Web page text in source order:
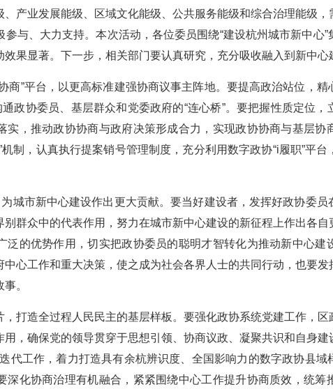
产业发展能级、区域文化能级、公共服务能级和综合治理能级
与、大力支持。本次活动，各位委员围绕“建设杭州城市新中心
果显著。下一步，相关部门要认真研究，充分吸收融入到新中心
商”平台，以更高标准建强协商议事主阵地。要提高政治站位，精
政协委员、基层群众和党委政府的“连心桥”。要把握性质定位，
实，推动政协协商与政府决策形成合力，实现政协协商与基层协
制，认真执行提案销号管理制度，充分利用数字政协“i履职”平
城市新中心建设作出更大贡献。要当好建设者，发挥好政协委员
群众中的代表作用，努力在城市新中心建设的新征程上作出各自
泛的优势作用，切实把政协委员的聪明才智转化为推动新中心建
中心工作和重大决策，使之成为社会各界人士的共同行动，也要
。
打造全过程人民民主的基层样板。要强化政协系统党建工作，
，确保党的领导贯穿于思想引领、协商议政、凝聚共识和自身
代工作，着力打造具有余杭辨识度、全国影响力的数字政协县域
深化协商治理有机融合，紧紧围绕中心工作提升协商质效，统筹